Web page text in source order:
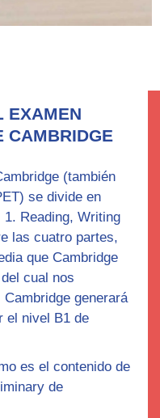
EXAMEN
CAMBRIDGE
(también
se divide en
1. Reading, Writing
las cuatro partes,
que Cambridge
cual nos
generará
el nivel B1 de
es el contenido de
de